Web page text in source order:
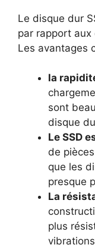
Le disque dur
par rapport
Les avantages
la
sont
disque
Le SSD
de
que les
presque
La
plus